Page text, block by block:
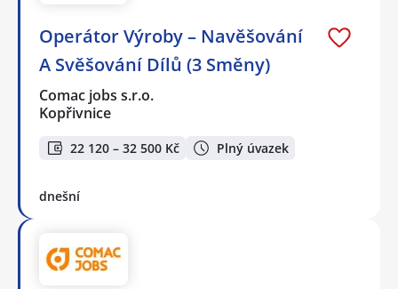
Operátor Výroby – Navěšování
A Svěšování Dílů (3 Směny)
Comac jobs s.r.o.
Kopřivnice
22 120 – 32 500 Kč Plný úvazek
dnešní